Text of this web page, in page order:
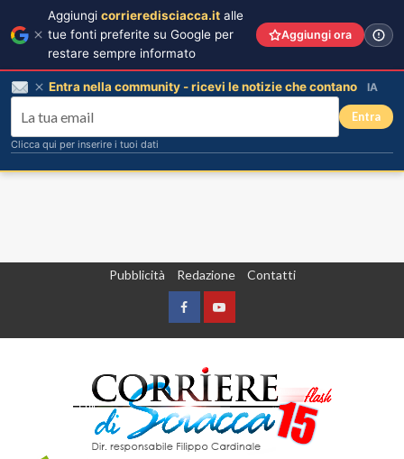
Pubblicità Redazione Contatti
FacebookYountube
Aggiungi corrieredisciacca.it alle
tue fonti preferite su Google per
restare sempre informato
Aggiungi ora
Entra nella community - ricevi le notizie che contano IA
Entra
Clicca qui per inserire i tuoi dati